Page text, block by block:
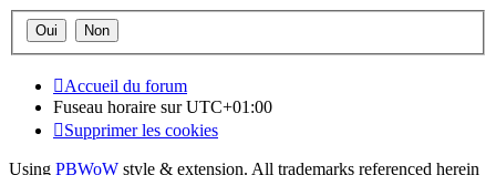
Accueil du forum
Fuseau horaire surUTC+01:00
Supprimer les cookies
Using PBWoW style & extension. All trademarks referenced herein